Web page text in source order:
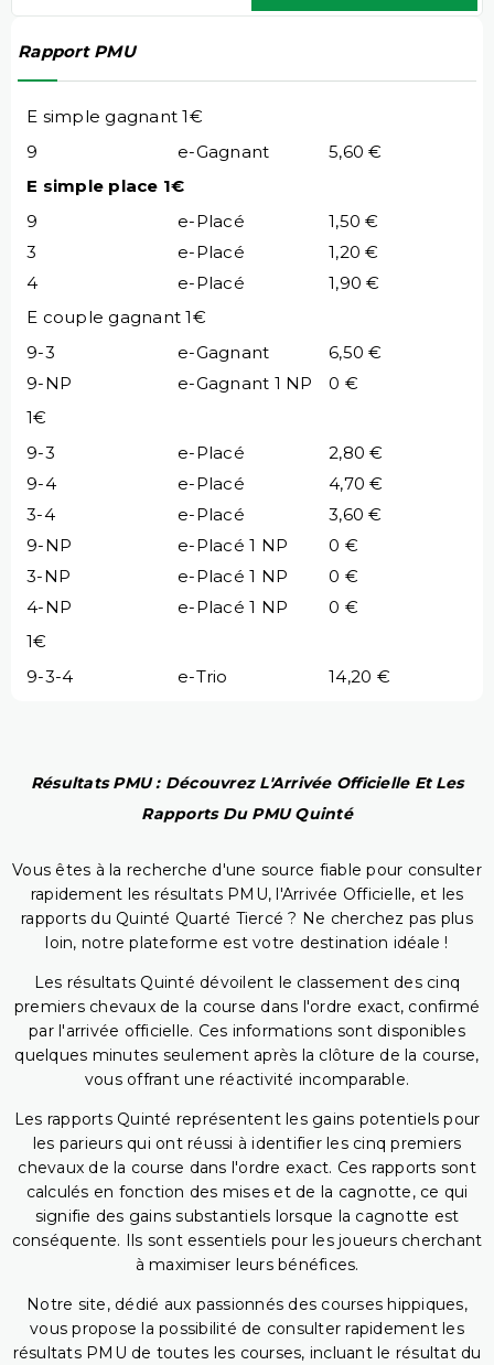
Rapport PMU
E simple gagnant 1€
9
e-Gagnant
5,60 €
E simple place 1€
9
e-Placé
1,50 €
3
e-Placé
1,20 €
4
e-Placé
1,90 €
E couple gagnant 1€
9-3
e-Gagnant
6,50 €
9-NP
e-Gagnant 1 NP
0 €
1€
9-3
e-Placé
2,80 €
9-4
e-Placé
4,70 €
3-4
e-Placé
3,60 €
9-NP
e-Placé 1 NP
0 €
3-NP
e-Placé 1 NP
0 €
4-NP
e-Placé 1 NP
0 €
1€
9-3-4
e-Trio 14,20 €
Résultats PMU : Découvrez L'Arrivée Officielle Et Les
Rapports Du PMU Quinté
Vous êtes à la recherche d'une source fiable pour consulter
rapidement les résultats PMU, l'Arrivée Officielle, et les
rapports du Quinté Quarté Tiercé ? Ne cherchez pas plus
loin, notre plateforme est votre destination idéale !
Les résultats Quinté dévoilent le classement des cinq
premiers chevaux de la course dans l'ordre exact, confirmé
par l'arrivée officielle. Ces informations sont disponibles
quelques minutes seulement après la clôture de la course,
vous offrant une réactivité incomparable.
Les rapports Quinté représentent les gains potentiels pour
les parieurs qui ont réussi à identifier les cinq premiers
chevaux de la course dans l'ordre exact. Ces rapports sont
calculés en fonction des mises et de la cagnotte, ce qui
signifie des gains substantiels lorsque la cagnotte est
conséquente. Ils sont essentiels pour les joueurs cherchant
à maximiser leurs bénéfices.
Notre site, dédié aux passionnés des courses hippiques,
vous propose la possibilité de consulter rapidement les
résultats PMU de toutes les courses, incluant le résultat du